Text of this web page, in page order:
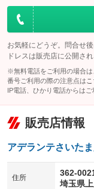
お気軽にどうぞ。問合せ
ドレスは販売店に公開され
※無料電話をご利用の場合
番号ご利用の際の注意点は
IP電話、ひかり電話からはご
販売店情報
アデランテさいた
住所
362-
埼玉県